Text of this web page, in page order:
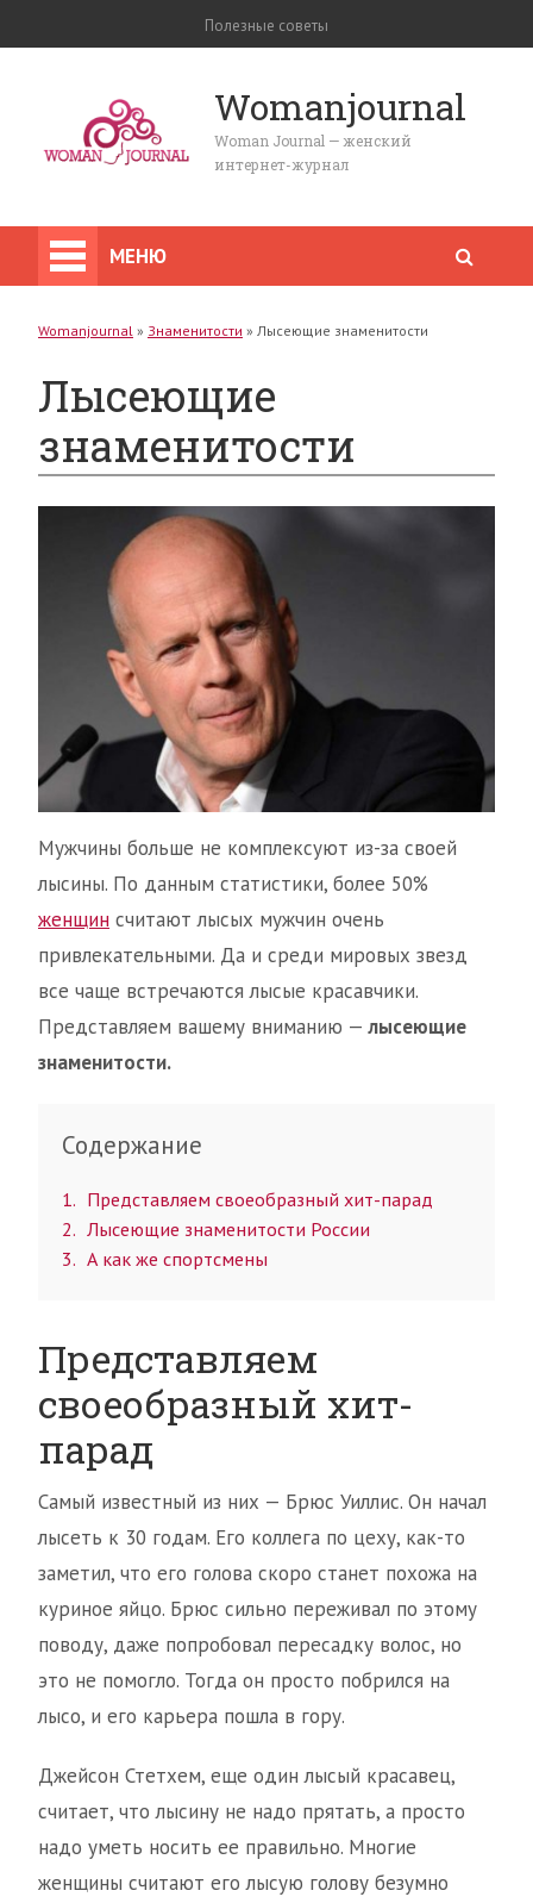
Полезные советы
Womanjournal
Woman Journal — женский
интернет-журнал
МЕНЮ
Womanjournal » Знаменитости » Лысеющие знаменитости
Лысеющие
знаменитости
Мужчины больше не комплексуют из-за своей
лысины. По данным статистики, более 50%
женщин считают лысых мужчин очень
привлекательными. Да и среди мировых звезд
все чаще встречаются лысые красавчики.
Представляем вашему вниманию —лысеющие
знаменитости.
Содержание
1
Представляем своеобразный хит-парад
2
Лысеющие знаменитости России
3
А как же спортсмены
Представляем
своеобразный хит-
парад
Самый известный из них — Брюс Уиллис. Он начал
лысеть к 30 годам. Его коллега по цеху, как-то
заметил, что его голова скоро станет похожа на
куриное яйцо. Брюс сильно переживал по этому
поводу, даже попробовал пересадку волос, но
это не помогло. Тогда он просто побрился на
лысо, и его карьера пошла в гору.
Джейсон Стетхем, еще один лысый красавец,
считает, что лысину не надо прятать, а просто
надо уметь носить ее правильно. Многие
женщины считают его лысую голову безумно